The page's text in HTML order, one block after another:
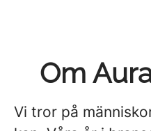
Om
Vi tror på